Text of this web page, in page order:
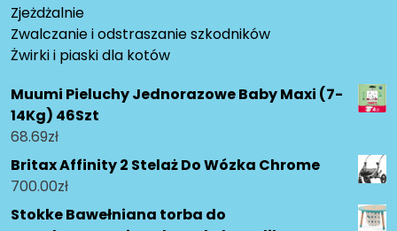
Zjeżdżalnie
Zwalczanie i odstraszanie szkodników
Żwirki i piaski dla kotów
Muumi Pieluchy Jednorazowe Baby Maxi (7-
14Kg) 46Szt
68.69zł
Britax Affinity 2 Stelaż Do Wózka Chrome
700.00zł
Stokke Bawełniana torba do